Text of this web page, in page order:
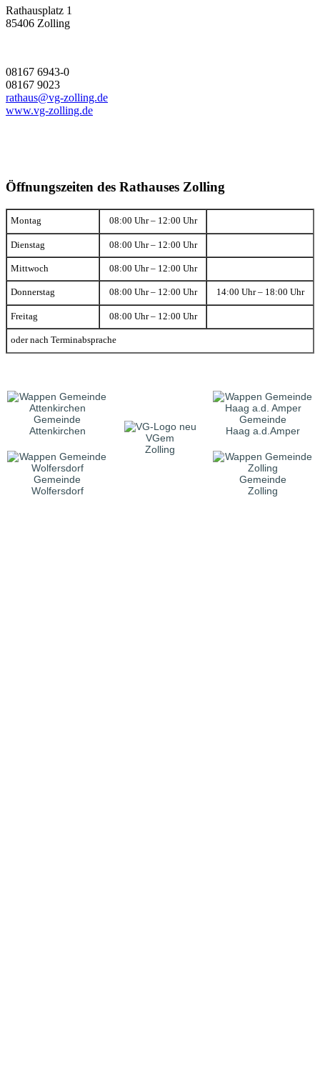
Rathausplatz 1
85406 Zolling
08167 6943-0
08167 9023
rathaus@vg-zolling.de
www.vg-zolling.de
Öffnungszeiten des Rathauses Zolling
Montag 08:00 Uhr – 12:00 Uhr
Dienstag 08:00 Uhr – 12:00 Uhr
Mittwoch 08:00 Uhr – 12:00 Uhr
Donnerstag 08:00 Uhr – 12:00 Uhr 14:00 Uhr – 18:00 Uhr
Freitag 08:00 Uhr – 12:00 Uhr
oder nach Terminabsprache
Gemeinde
Attenkirchen
VGem
Zolling
Gemeinde
Haag a.d.Amper
Gemeinde
Wolfersdorf
Gemeinde
Zolling